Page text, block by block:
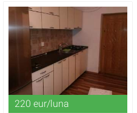
220 eur/luna